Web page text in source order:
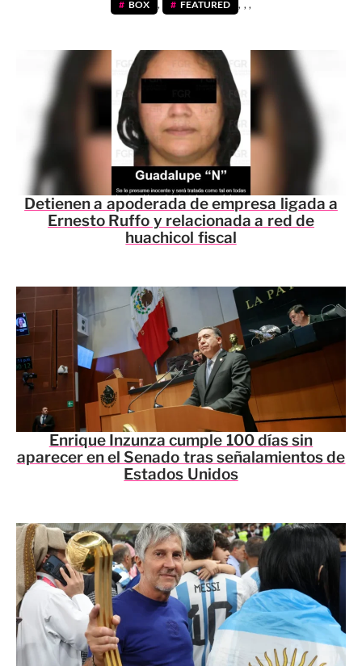
BOX , FEATURED , , ,
Detienen a apoderada de empresa ligada a
Ernesto Ruffo y relacionada a red de
huachicol fiscal
Enrique Inzunza cumple 100 días sin
aparecer en el Senado tras señalamientos de
Estados Unidos